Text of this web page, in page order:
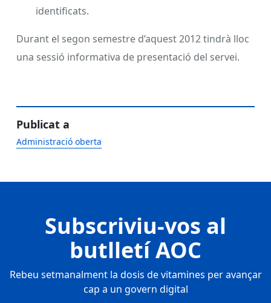
identificats.
Durant el segon semestre d’aquest 2012 tindrà lloc
una sessió informativa de presentació del servei.
Publicat a
Administració oberta
Subscriviu-vos al
butlletí AOC
Rebeu setmanalment la dosis de vitamines per avançar
cap a un govern digital